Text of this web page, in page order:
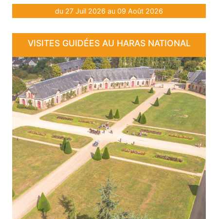
du 27 Juil 2026 au 09 Août 2026
VISITES GUIDÉES AU HARAS NATIONAL